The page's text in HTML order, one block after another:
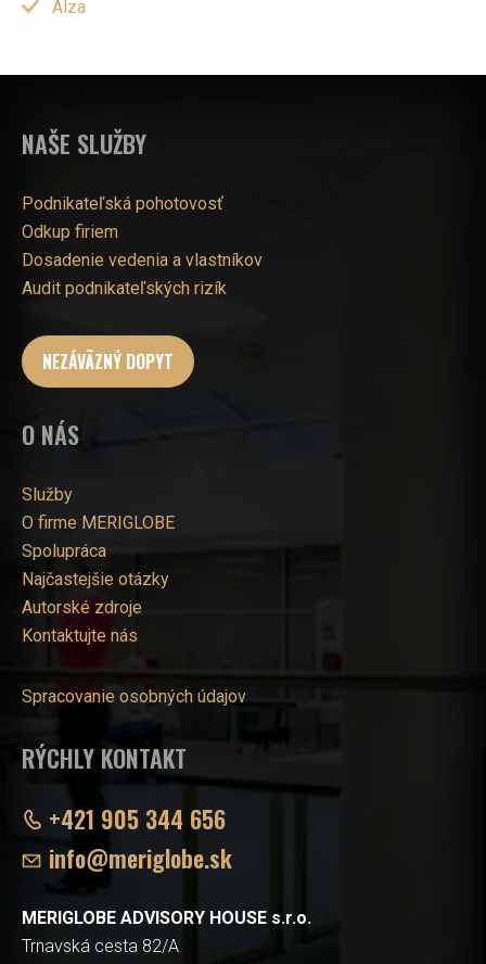
Alza
NAŠE SLUŽBY
Podnikateľská pohotovosť
Odkup firiem
Dosadenie vedenia a vlastníkov
Audit podnikateľských rizík
NEZÁVÄZNÝ DOPYT
O NÁS
Služby
O firme MERIGLOBE
Spolupráca
Najčastejšie otázky
Autorské zdroje
Kontaktujte nás
Spracovanie osobných údajov
RÝCHLY KONTAKT
+421 905 344 656
info@meriglobe.sk
MERIGLOBE ADVISORY HOUSE s.r.o.
Trnavská cesta 82/A